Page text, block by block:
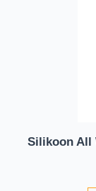
Silikoon All